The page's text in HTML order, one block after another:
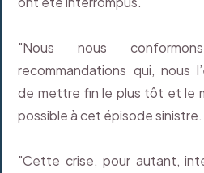
"Nous nous
recommandations qui, nous
de mettre fin le plus tôt et le
possible à cet épisode sinistre.
"Cette crise, pour autant,